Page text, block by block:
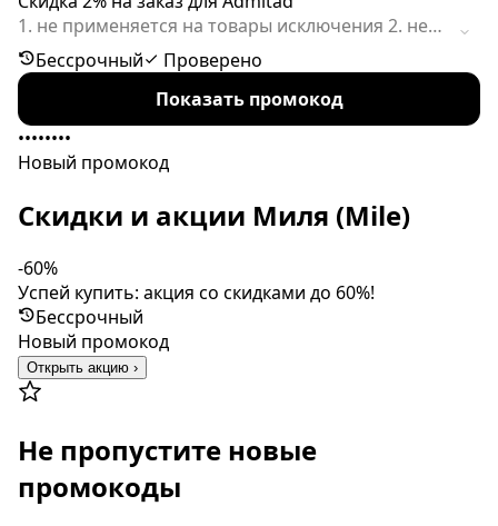
1. не применяется на товары исключения 2. не
применяется с программой лояльности
Бессрочный
Проверено
Показать промокод
••••••••
Новый промокод
Скидки и акции Миля (Mile)
-60%
Успей купить: акция со скидками до 60%!
Бессрочный
Новый промокод
Открыть акцию ›
Не пропустите новые
промокоды